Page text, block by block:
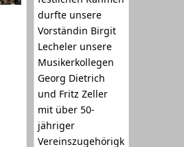
durfte unsere
Vorständin Birgit
Lecheler unsere
Musikerkollegen
Georg Dietrich
und Fritz Zeller
mit über 50-
jähriger
Vereinszugehörigk